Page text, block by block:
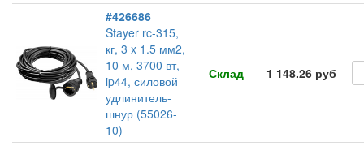
#426686
Stayer rc-315,
кг, 3 x 1.5 мм2,
10 м, 3700 вт,
ip44, силовой
удлинитель-
шнур (55026-
10)
Склад 1 148.26 руб